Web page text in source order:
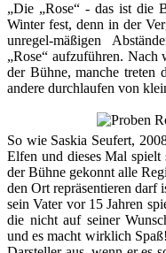
„Die „Rose“ - das ist die
Winter fest, denn in der
unregel-mäßigen
„Rose“ aufzuführen.
der Bühne, manche treten
andere durchlaufen von
So wie Saskia Seufert,
Elfen und dieses Mal
der Bühne gekonnt alle
den Ort repräsentieren darf
sein Vater vor 15 Jahren
die nicht auf seiner
und es macht wirklich